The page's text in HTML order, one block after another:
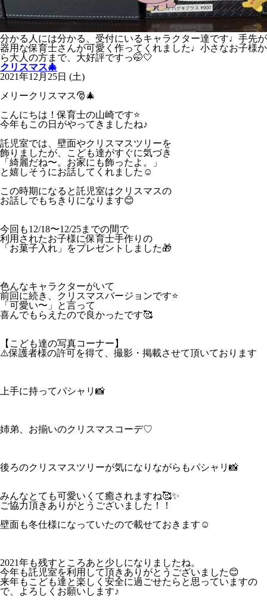
分かる人には分かる、受付にいるキャラクター達です♩手先が
器用な保育士さんが可愛く作ってくれました♩小さなお子様か
ら大人の方まで、大好評ですっ🤭🤍
クリスマス🎄
2021年12月25日 (土)
メリークリスマス🎅🎄
こんにちは！保育士の山崎です⭐️
今年もこの日がやってきましたね♪
託児室では、壁面やクリスマスツリーを
飾りましたが、こども達がすぐに気づき
「綺麗だね〜。お家にも飾ったよ。」
と嬉しそうにお話してくれました☺︎
この時期になると託児室はクリスマスの
お話しでもちきりになります😊
今回も12/18〜12/25までの間で
利用されたお子様に保育士手作りの
「お菓子入れ」をプレゼントしました🎁
色んなキャラクターがいて
前回に続き、クリスマスバージョンです⭐️
「可愛い〜」と言って
喜んでもらえたので良かったです🥰
【こども達の写真コーナー】
⚠️保護者様の許可を得て、撮影・掲載させて頂いております
上手に持ってパシャリ📸
姉弟、お揃いのクリスマスコーデ♡
後ろのクリスマスツリーが気になりながらもパシャリ📸
みんなとても可愛いくて癒されますね🥰✨
ご協力頂きありがとうございました！！
壁面も冬仕様になっていたので載せておきます☺︎
2021年も残すところあと少しになりましたね。
今年も託児室を利用して頂きありがとうございました😊
来年もこども達と楽しく安全に過ごせたらと思っていますの
で、よろしくお願いします♪